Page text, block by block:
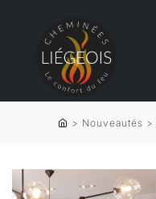
> Nouveautés >